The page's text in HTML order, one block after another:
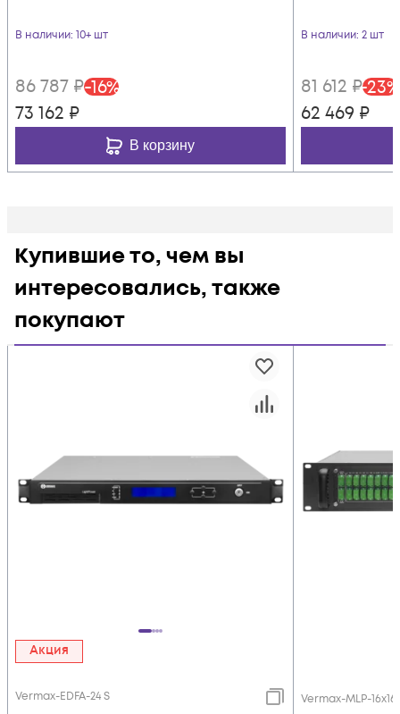
В наличии: 10+ шт
86 787 ₽-16%
73 162 ₽
В корзину
В наличии: 2 шт
81 612 ₽-23%
62 469 ₽
Купившие то, чем вы
интересовались, также
покупают
Акция
Vermax-EDFA-24 S Vermax-MLP-16x16